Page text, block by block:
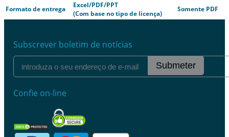
Formato de entrega
Excel/PDF/PPT
(Com base no tipo de licença)
Somente PDF
Subscrever boletim de notícias
Submeter
Confie on-line